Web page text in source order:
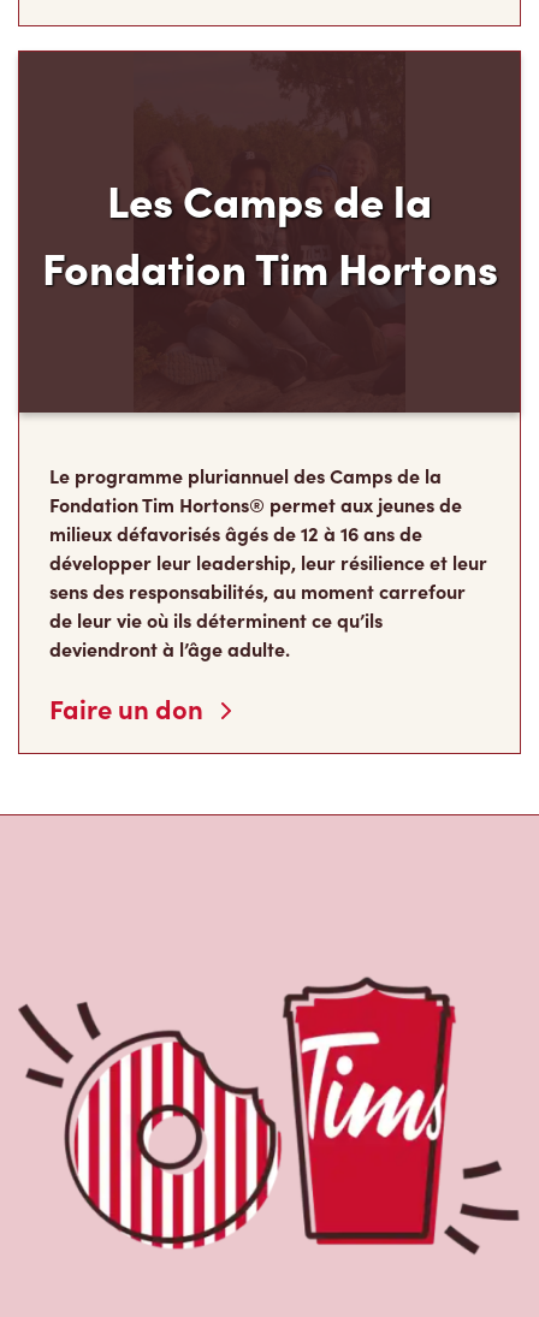
Les Camps de la
Fondation Tim Hortons
Le programme pluriannuel des Camps de la
Fondation Tim Hortons® permet aux jeunes de
milieux défavorisés âgés de 12 à 16 ans de
développer leur leadership, leur résilience et leur
sens des responsabilités, au moment carrefour
de leur vie où ils déterminent ce qu’ils
deviendront à l’âge adulte.
Faire un don